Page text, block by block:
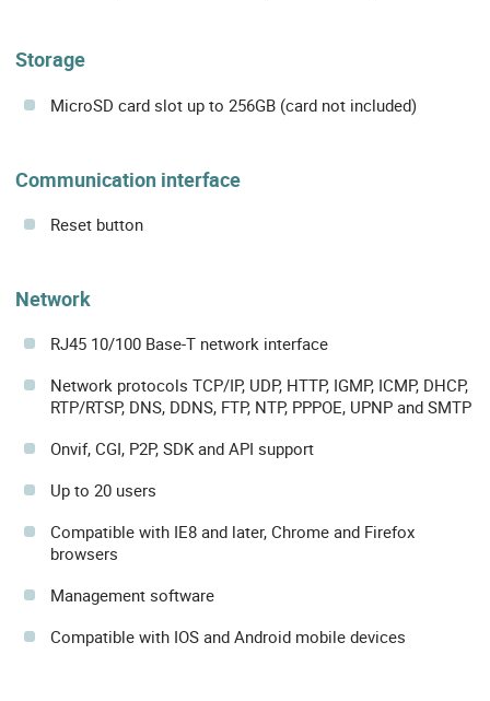
Storage
MicroSD card slot up to 256GB (card not included)
Communication interface
Reset button
Network
RJ45 10/100 Base-T network interface
Network protocols TCP/IP, UDP, HTTP, IGMP, ICMP, DHCP,
RTP/RTSP, DNS, DDNS, FTP, NTP, PPPOE, UPNP and SMTP
Onvif, CGI, P2P, SDK and API support
Up to 20 users
Compatible with IE8 and later, Chrome and Firefox
browsers
Management software
Compatible with IOS and Android mobile devices